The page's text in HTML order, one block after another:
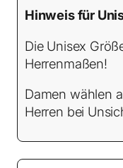
Hinweis für
Die Unisex
Herrenmaßen!
Damen wählen
Herren bei